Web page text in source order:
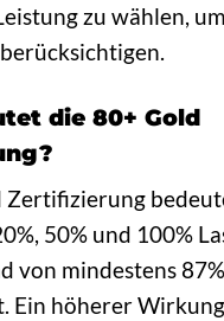
zu wählen,
die 80+ Gold
Zertifizierung
50% und 100%
von mindestens
Ein höherer